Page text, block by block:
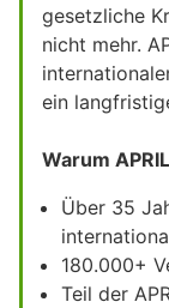
gesetzliche
nicht mehr.
ein
Warum
Über 35
180.000+
Teil der